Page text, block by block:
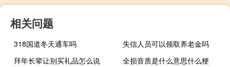
相关问题
318国道冬天通车吗
失信人员可以领取养老金吗
拜年长辈让别买礼品怎么说
全损音质是什么意思什么梗